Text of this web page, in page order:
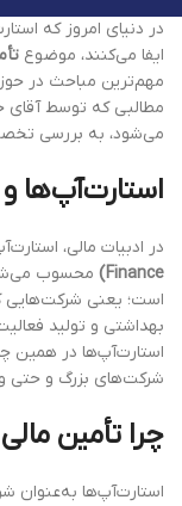
در دنیای امروز که
ایفا می‌کنند، موضوع
مهم‌ترین مباحث در
مطالبی که توسط آقای
می‌شود، به بررسی
استارت‌آپ‌ها
در ادبیات مالی،
Finance) محسوب
است؛ یعنی شرکت‌هایی
بهداشتی و تولید
استارت‌آپ‌ها در همین
شرکت‌های بزرگ و حتی
چرا تأمین
استارت‌آپ‌ها به‌عنوان